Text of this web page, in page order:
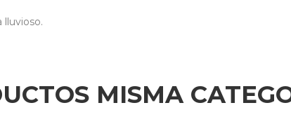
MISMA